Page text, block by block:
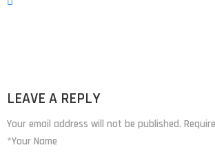
LEAVE A REPLY
Your email address will not be published.
*Your Name